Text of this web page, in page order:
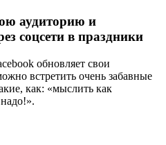
аудиторию и
соцсети в праздники
обновляет свои
встретить очень забавные
как: «мыслить как